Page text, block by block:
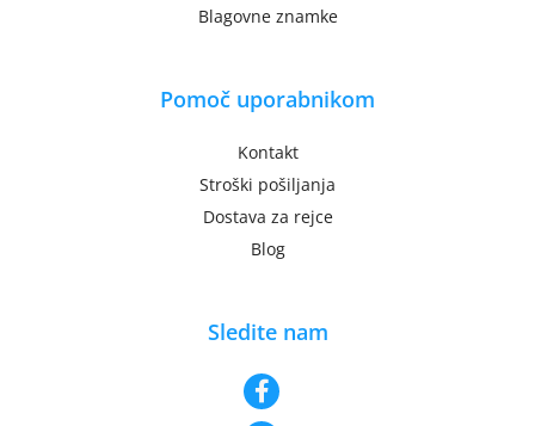
Blagovne znamke
Pomoč uporabnikom
Kontakt
Stroški pošiljanja
Dostava za rejce
Blog
Sledite nam